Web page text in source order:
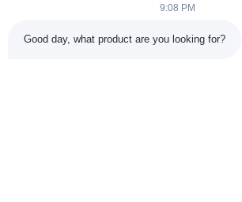
Stahlkonstruktionsbau
Werkstatt
9:08 PM
Good day, what product are you looking for?